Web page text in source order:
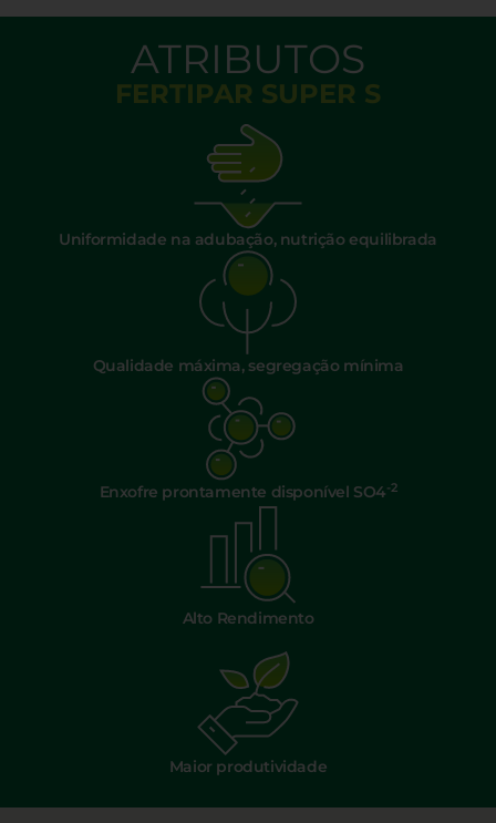
ATRIBUTOS
FERTIPAR SUPER S
Uniformidade na adubação, nutrição equilibrada
Qualidade máxima, segregação mínima
Enxofre prontamente disponível SO4-2
Alto Rendimento
Maior produtividade